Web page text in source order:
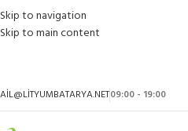
Skip to navigation
Skip to main content
09:00 - 19:00